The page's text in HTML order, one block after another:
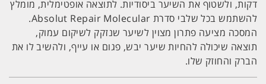
דקות, ולשטוף את השיער ביסודיות. לתוצאה אופטימלית, מומלץ
להשתמש בכל שלבי סדרת Absolut Repair Molecular.
המסכה מציעה פתרון מצוין לשיער שנזקק לשיקום עמוק,
תוצאה שיכולה להחיות שיער יבש, פגום או עייף, ולהשיב לו את
הברק והחוזק שלו.